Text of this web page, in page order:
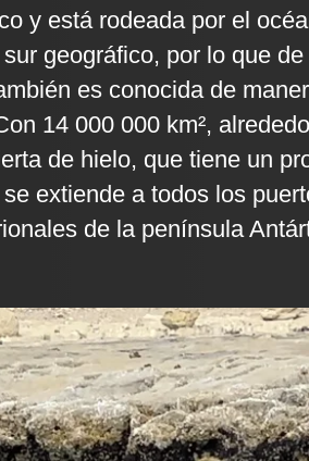
y está rodeada por el
geográfico, por lo que
es conocida de
14 000 000 km²,
de hielo, que tiene un
extiende a todos los
de la península